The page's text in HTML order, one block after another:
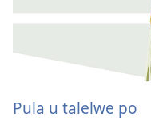
Pula u talelwe po